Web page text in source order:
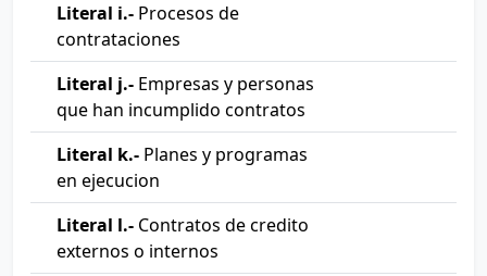
Literal i.- Procesos de
contrataciones
Literal j.- Empresas y personas
que han incumplido contratos
Literal k.- Planes y programas
en ejecucion
Literal l.- Contratos de credito
externos o internos